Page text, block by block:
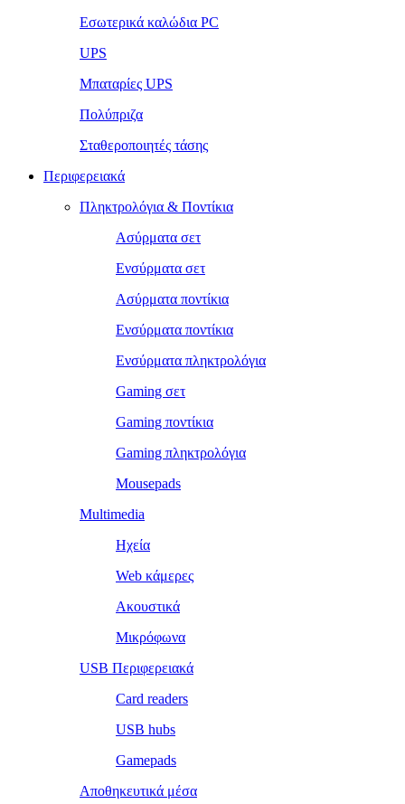
Εσωτερικά καλώδια PC
UPS
Μπαταρίες UPS
Πολύπριζα
Σταθεροποιητές τάσης
Περιφερειακά
Πληκτρολόγια & Ποντίκια
Ασύρματα σετ
Ενσύρματα σετ
Ασύρματα ποντίκια
Ενσύρματα ποντίκια
Ενσύρματα πληκτρολόγια
Gaming σετ
Gaming ποντίκια
Gaming πληκτρολόγια
Mousepads
Multimedia
Ηχεία
Web κάμερες
Ακουστικά
Μικρόφωνα
USB Περιφερειακά
Card readers
USB hubs
Gamepads
Αποθηκευτικά μέσα